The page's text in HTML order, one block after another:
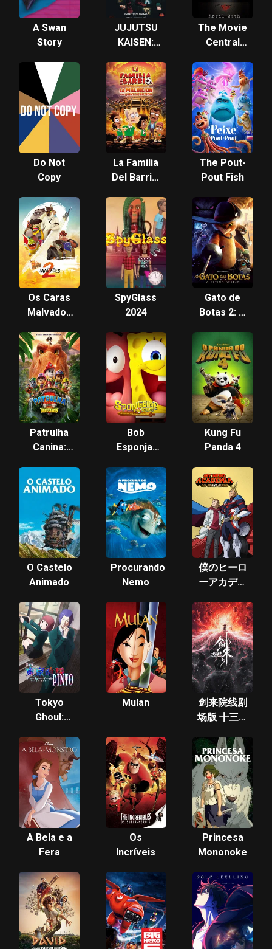
A Swan
Story
JUJUTSU
KAISEN:
The Movie
Central
Do Not
Copy
La Familia
Del Barrio:
Maldición
del Quinto
Partido
The Pout-
Pout Fish
Os Caras
Malvados
SpyGlass
2024
Gato de
Botas 2: O
Pedido
Patrulha
Canina:
Aventura
Dino
Bob
Esponja:
da Calça
Quadrada
Kung Fu
Panda 4
O Castelo
Animado
Procurando
Nemo
僕のヒーロ
ーアカデミ
マイト：ラ
イジング～
Tokyo
Ghoul:
Mulan
剑来院线剧
场版 十三之
A Bela e a
Fera
Os
Incríveis
Princesa
Mononoke